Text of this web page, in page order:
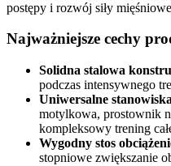
postępy i rozwój siły
Najważniejsze cechy
Solidna stalowa
podczas intensywnego
Uniwersalne
motylkowa, prostownik
kompleksowy trening
Wygodny stos
stopniowe zwiększanie